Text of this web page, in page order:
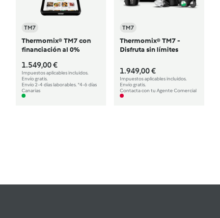
TM7
Thermomix® TM7 con
financiación al 0%
1.549,00 €
Impuestos aplicables incluidos.
Envío gratis.
Envío 2-4 días laborables. *4-6 días
Canarias
TM7
Thermomix® TM7 -
Disfruta sin límites
1.949,00 €
Impuestos aplicables incluidos.
Envío gratis.
Contacta con tu Agente Comercial